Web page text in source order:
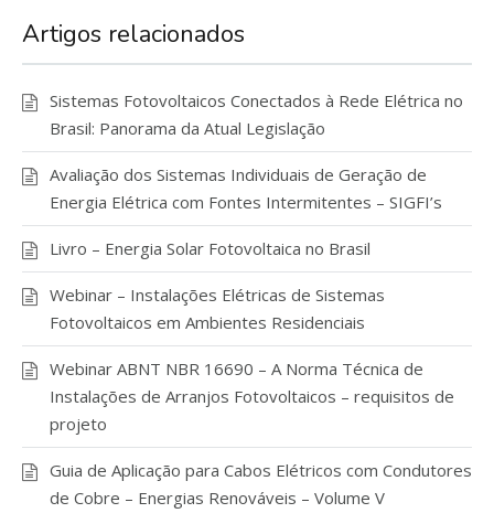
Artigos relacionados
Sistemas Fotovoltaicos Conectados à Rede Elétrica no
Brasil: Panorama da Atual Legislação
Avaliação dos Sistemas Individuais de Geração de
Energia Elétrica com Fontes Intermitentes – SIGFI’s
Livro – Energia Solar Fotovoltaica no Brasil
Webinar – Instalações Elétricas de Sistemas
Fotovoltaicos em Ambientes Residenciais
Webinar ABNT NBR 16690 – A Norma Técnica de
Instalações de Arranjos Fotovoltaicos – requisitos de
projeto
Guia de Aplicação para Cabos Elétricos com Condutores
de Cobre – Energias Renováveis – Volume V